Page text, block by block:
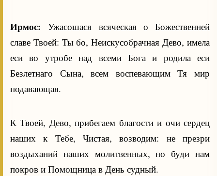
Ирмос:Ужасошася всяческая о Божественней
славе Твоей: Ты бо, Неискусобрачная Дево, имела
еси во утробе над всеми Бога и родила еси
Безлетнаго Сына, всем воспевающим Тя мир
подавающая.
К Твоей, Дево, прибегаем благости и очи сердец
наших к Тебе, Чистая, возводим: не презри
воздыханий наших молитвенных, но буди нам
покров и Помощница в День судный.